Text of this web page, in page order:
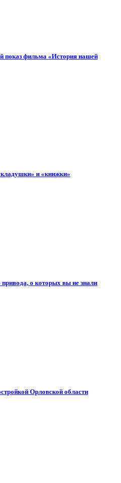
показ фильма «История нашей
и «книжки»
о которых вы не знали
Орловской области